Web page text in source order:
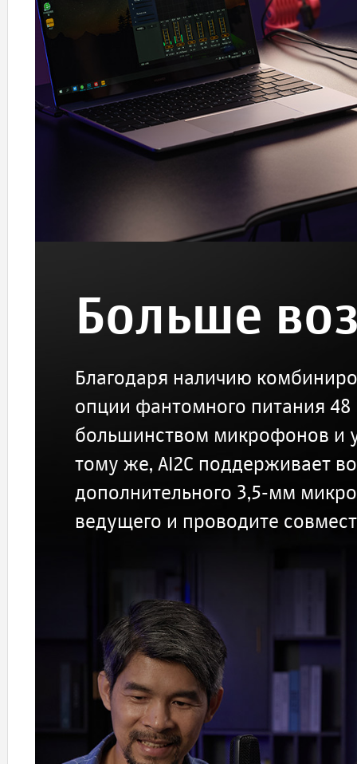
Больше
Благодаря наличию
опции фантомного питания 48
большинством микрофонов и
тому же, AI2C поддерживает
дополнительного 3,5-мм
ведущего и проводите